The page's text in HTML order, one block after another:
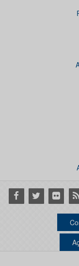
Facebook
Twitter Flickr